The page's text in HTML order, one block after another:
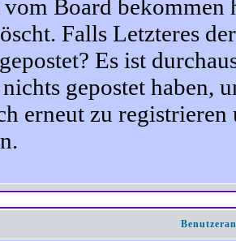
Board bekommen
Falls Letzteres
Es ist
gepostet haben,
erneut zu